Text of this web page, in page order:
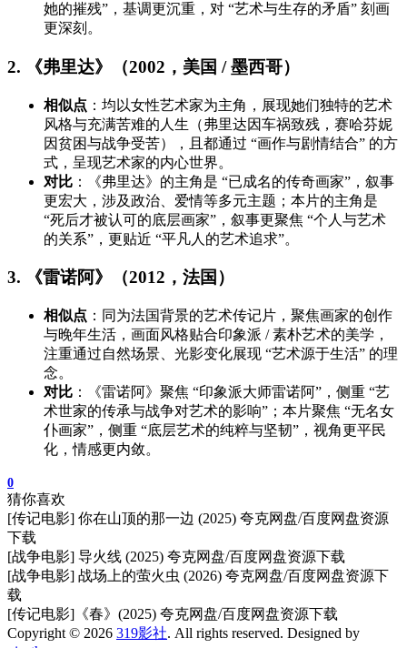
她的摧残”，基调更沉重，对 “艺术与生存的矛盾” 刻画
更深刻。
2. 《弗里达》（2002，美国 / 墨西哥）
相似点 ：均以女性艺术家为主角，展现她们独特的艺术
风格与充满苦难的人生（弗里达因车祸致残，赛哈芬妮
因贫困与战争受苦），且都通过 “画作与剧情结合” 的方
式，呈现艺术家的内心世界。
对比 ：《弗里达》的主角是 “已成名的传奇画家”，叙事
更宏大，涉及政治、爱情等多元主题；本片的主角是
“死后才被认可的底层画家”，叙事更聚焦 “个人与艺术
的关系”，更贴近 “平凡人的艺术追求”。
3. 《雷诺阿》（2012，法国）
相似点 ：同为法国背景的艺术传记片，聚焦画家的创作
与晚年生活，画面风格贴合印象派 / 素朴艺术的美学，
注重通过自然场景、光影变化展现 “艺术源于生活” 的理
念。
对比 ：《雷诺阿》聚焦 “印象派大师雷诺阿”，侧重 “艺
术世家的传承与战争对艺术的影响”；本片聚焦 “无名女
仆画家”，侧重 “底层艺术的纯粹与坚韧”，视角更平民
化，情感更内敛。
0
猜你喜欢
[传记电影] 你在山顶的那一边 (2025) 夸克网盘/百度网盘资源
下载
[战争电影] 导火线 (2025) 夸克网盘/百度网盘资源下载
[战争电影] 战场上的萤火虫 (2026) 夸克网盘/百度网盘资源下
载
[传记电影]《春》(2025) 夸克网盘/百度网盘资源下载
Copyright © 2026 319影社. All rights reserved. Designed by